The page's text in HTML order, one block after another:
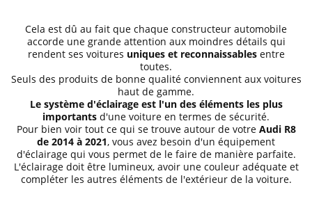
Cela est dû au fait que chaque constructeur automobile
accorde une grande attention aux moindres détails qui
rendent ses voitures uniques et reconnaissablesentre
toutes.
Seuls des produits de bonne qualité conviennent aux voitures
haut de gamme.
Le système d'éclairage est l'un des éléments les plus
importants d'une voiture en termes de sécurité.
Pour bien voir tout ce qui se trouve autour de votre Audi R8
de 2014 à 2021, vous avez besoin d'un équipement
d'éclairage qui vous permet de le faire de manière parfaite.
L'éclairage doit être lumineux, avoir une couleur adéquate et
compléter les autres éléments de l'extérieur de la voiture.